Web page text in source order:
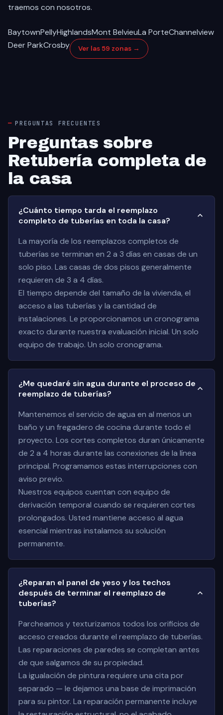
traemos con nosotros.
BaytownPellyHighlandsMont BelvieuLa PorteChannelview
Deer ParkCrosby Ver las 59 zonas →
PREGUNTAS FRECUENTES
Preguntas sobre
Retubería completa de
la casa
¿Cuánto tiempo tarda el reemplazo
completo de tuberías en toda la casa?
La mayoría de los reemplazos completos de
tuberías se terminan en 2 a 3 días en casas de un
solo piso. Las casas de dos pisos generalmente
requieren de 3 a 4 días.
El tiempo depende del tamaño de la vivienda, el
acceso a las tuberías y la cantidad de
instalaciones. Le proporcionamos un cronograma
exacto durante nuestra evaluación inicial. Un solo
equipo de trabajo. Un solo cronograma.
¿Me quedaré sin agua durante el proceso de
reemplazo de tuberías?
Mantenemos el servicio de agua en al menos un
baño y un fregadero de cocina durante todo el
proyecto. Los cortes completos duran únicamente
de 2 a 4 horas durante las conexiones de la línea
principal. Programamos estas interrupciones con
aviso previo.
Nuestros equipos cuentan con equipo de
derivación temporal cuando se requieren cortes
prolongados. Usted mantiene acceso al agua
esencial mientras instalamos su solución
permanente.
¿Reparan el panel de yeso y los techos
después de terminar el reemplazo de
tuberías?
Parcheamos y texturizamos todos los orificios de
acceso creados durante el reemplazo de tuberías.
Las reparaciones de paredes se completan antes
de que salgamos de su propiedad.
La igualación de pintura requiere una cita por
separado — le dejamos una base de imprimación
para su pintor. La reparación permanente incluye